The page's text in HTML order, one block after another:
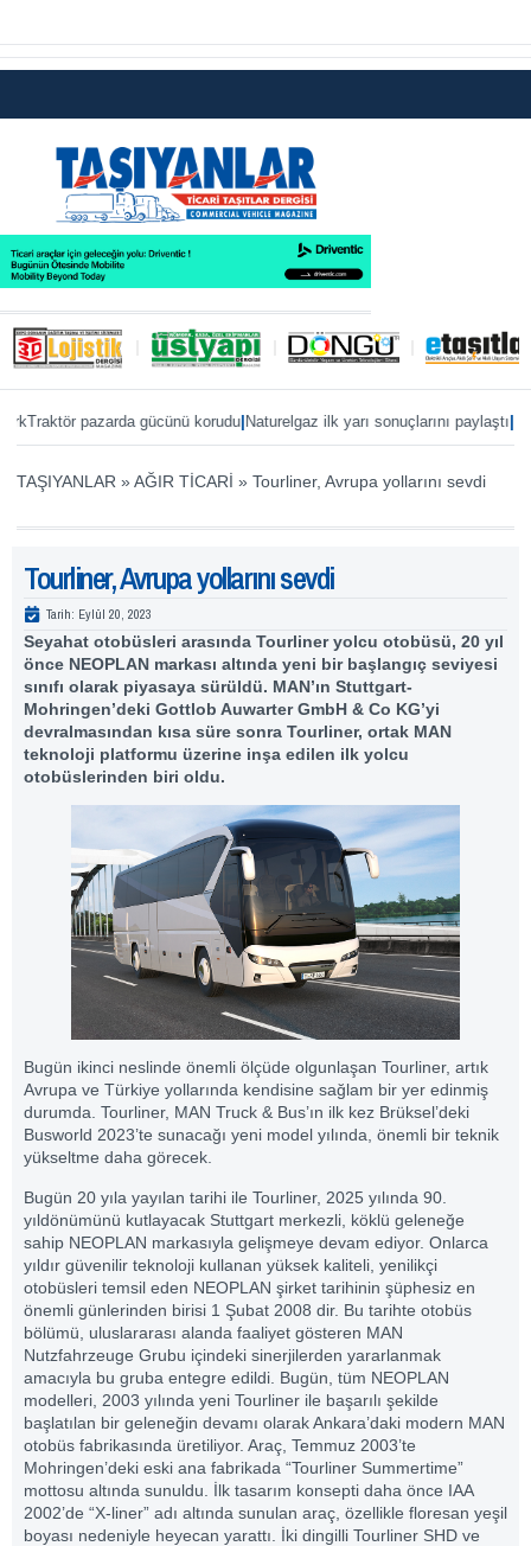
pazarda gücünü korudu| Naturelgaz ilk yarı sonuçlarını paylaştı |MAN, IAA
TAŞIYANLAR »AĞIR TİCARİ » Tourliner, Avrupa yollarını sevdi
Tourliner, Avrupa yollarını sevdi
Tarih: Eylül 20, 2023
Seyahat otobüsleri arasında Tourliner yolcu otobüsü, 20 yıl
önce NEOPLAN markası altında yeni bir başlangıç seviyesi
sınıfı olarak piyasaya sürüldü. MAN’ın Stuttgart-
Mohringen’deki Gottlob Auwarter GmbH & Co KG’yi
devralmasından kısa süre sonra Tourliner, ortak MAN
teknoloji platformu üzerine inşa edilen ilk yolcu
otobüslerinden biri oldu.
Bugün ikinci neslinde önemli ölçüde olgunlaşan Tourliner, artık
Avrupa ve Türkiye yollarında kendisine sağlam bir yer edinmiş
durumda. Tourliner, MAN Truck & Bus’ın ilk kez Brüksel’deki
Busworld 2023’te sunacağı yeni model yılında, önemli bir teknik
yükseltme daha görecek.
Bugün 20 yıla yayılan tarihi ile Tourliner, 2025 yılında 90.
yıldönümünü kutlayacak Stuttgart merkezli, köklü geleneğe
sahip NEOPLAN markasıyla gelişmeye devam ediyor. Onlarca
yıldır güvenilir teknoloji kullanan yüksek kaliteli, yenilikçi
otobüsleri temsil eden NEOPLAN şirket tarihinin şüphesiz en
önemli günlerinden birisi 1 Şubat 2008 dir. Bu tarihte otobüs
bölümü, uluslararası alanda faaliyet gösteren MAN
Nutzfahrzeuge Grubu içindeki sinerjilerden yararlanmak
amacıyla bu gruba entegre edildi. Bugün, tüm NEOPLAN
modelleri, 2003 yılında yeni Tourliner ile başarılı şekilde
başlatılan bir geleneğin devamı olarak Ankara’daki modern MAN
otobüs fabrikasında üretiliyor. Araç, Temmuz 2003’te
Mohringen’deki eski ana fabrikada “Tourliner Summertime”
mottosu altında sunuldu. İlk tasarım konsepti daha önce IAA
2002’de “X-liner” adı altında sunulan araç, özellikle floresan yeşil
boyası nedeniyle heyecan yarattı. İki dingilli Tourliner SHD ve